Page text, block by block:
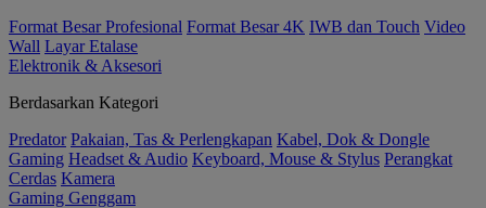
Format Besar Profesional Format Besar 4K IWB dan Touch Video
Wall Layar Etalase
Elektronik & Aksesori
Berdasarkan Kategori
Predator Pakaian, Tas & Perlengkapan Kabel, Dok & Dongle
Gaming Headset & Audio Keyboard, Mouse & Stylus Perangkat
Cerdas Kamera
Gaming Genggam